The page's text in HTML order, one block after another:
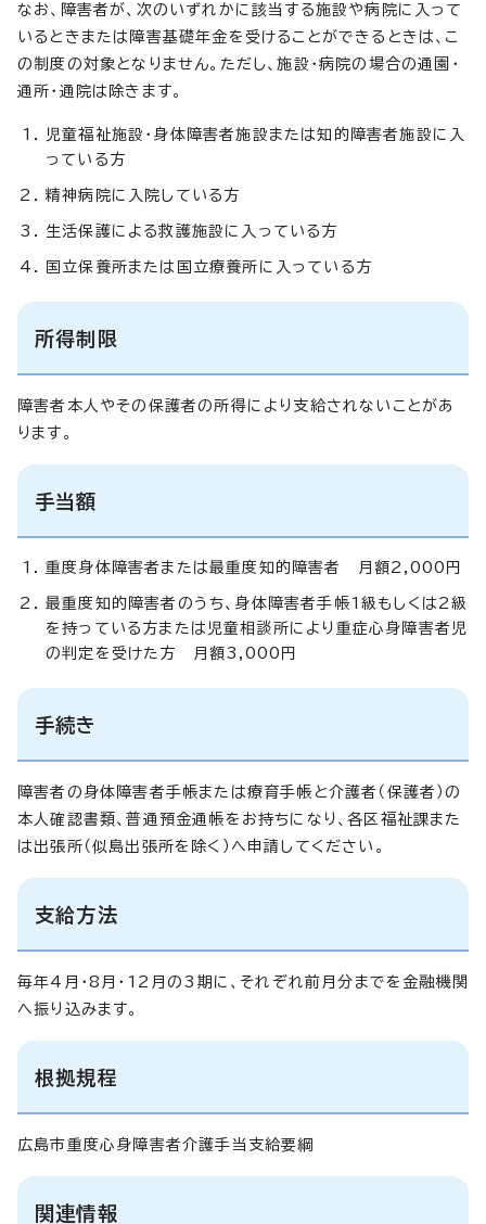
なお、障害者が、次のいずれかに該当する施設や病院に入って
いるときまたは障害基礎年金を受けることができるときは、こ
の制度の対象となりません。ただし、施設・病院の場合の通園・
通所・通院は除きます。
児童福祉施設・身体障害者施設または知的障害者施設に入
っている方
精神病院に入院している方
生活保護による救護施設に入っている方
国立保養所または国立療養所に入っている方
所得制限
障害者本人やその保護者の所得により支給されないことがあ
ります。
手当額
重度身体障害者または最重度知的障害者 月額2,000円
最重度知的障害者のうち、身体障害者手帳1級もしくは2級
を持っている方または児童相談所により重症心身障害者児
の判定を受けた方 月額3,000円
手続き
障害者の身体障害者手帳または療育手帳と介護者（保護者）の
本人確認書類、普通預金通帳をお持ちになり、各区福祉課また
は出張所（似島出張所を除く）へ申請してください。
支給方法
毎年4月・8月・12月の3期に、それぞれ前月分までを金融機関
へ振り込みます。
根拠規程
広島市重度心身障害者介護手当支給要綱
関連情報